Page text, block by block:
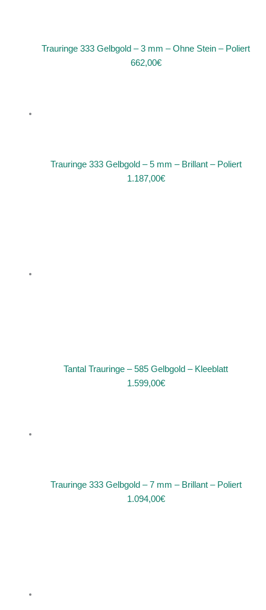
Trauringe 333 Gelbgold – 3 mm – Ohne Stein – Poliert
662,00€
Trauringe 333 Gelbgold – 5 mm – Brillant – Poliert
1.187,00€
Tantal Trauringe – 585 Gelbgold – Kleeblatt
1.599,00€
Trauringe 333 Gelbgold – 7 mm – Brillant – Poliert
1.094,00€